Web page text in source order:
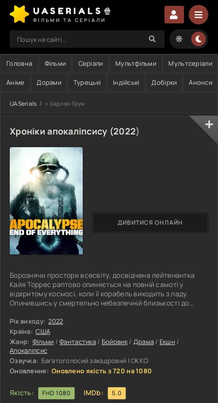
UASERIALS🍿
ФІЛЬМИ ТА СЕРІАЛИ
Головна Фільми Серіали Мультфільми Мультсеріали
Аніме Дорами Турецькі Індійські Добірки Анонси
UASerials » Харлан Грум
Хроніки апокаліпсису (2022)
Борознячи простори всесвіту, досвідчена лейтенантка
Кайя Торрес раптово опиняється на повній самоті у
відкритому космосі, коли її корабель виходить з ладу.
Опинившись у смертельно небезпечній близькості до
людьми через радіоприймач, проте зазнає серії невдач.
Тим часом високопоставлений армійський чиновник
задається вкрай важливим питанням про те, що
важливіше: життя багатьох тисяч людей або майбутнє
штучного інтелекту. Так починається
Рік виходу: 2022
Країна: США
Жанр: Фільми /Фантастика / Бойовик/ Драма / Екшн /
Апокаліпсис
Озвучка: Багатоголосий закадровий | OKKO
Оновлення: Оновлено якість з 720 на 1080
Якість: FHD 1080 IMDb: 5.0
ДИВИТИСЯ ОНЛАЙН